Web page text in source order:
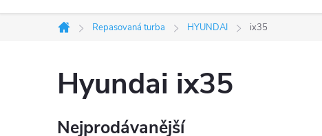
Domů
Repasovaná turba HYUNDAI ix35
Hyundai ix35
Nejprodávanější